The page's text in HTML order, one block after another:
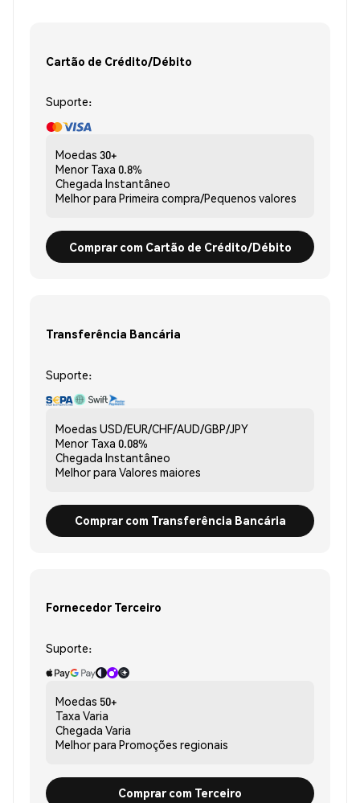
Cartão de Crédito/Débito
Suporte:
Moedas 30+
Menor Taxa 0.8%
Chegada Instantâneo
Melhor para Primeira compra/Pequenos valores
Comprar com Cartão de Crédito/Débito
Transferência Bancária
Suporte:
Moedas USD/EUR/CHF/AUD/GBP/JPY
Menor Taxa 0.08%
Chegada Instantâneo
Melhor para Valores maiores
Comprar com Transferência Bancária
Fornecedor Terceiro
Suporte:
Moedas 50+
Taxa Varia
Chegada Varia
Melhor para Promoções regionais
Comprar com Terceiro